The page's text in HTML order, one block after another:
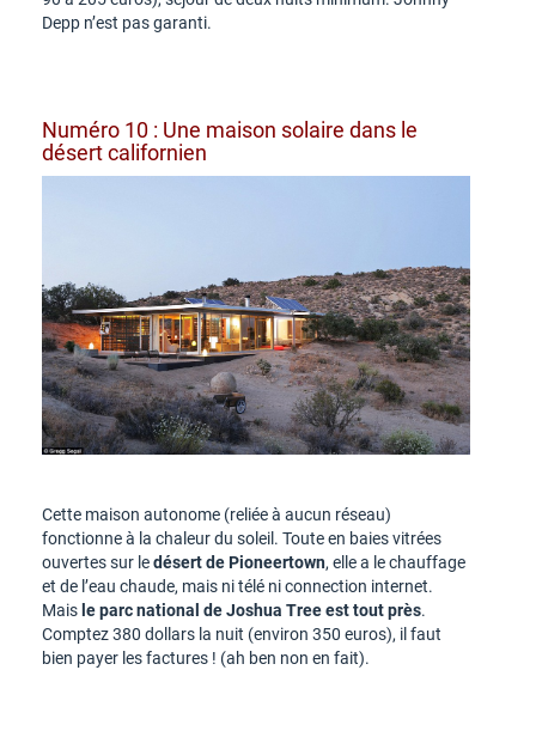
Depp n’est pas garanti.
Numéro 10 : Une maison solaire dans le
désert californien
Cette maison autonome (reliée à aucun réseau)
fonctionne à la chaleur du soleil. Toute en baies vitrées
ouvertes sur ledésert de Pioneertown, elle a le chauffage
et de l’eau chaude, mais ni télé ni connection internet.
Mais le parc national de Joshua Tree est tout près.
Comptez 380 dollars la nuit (environ 350 euros), il faut
bien payer les factures ! (ah ben non en fait).